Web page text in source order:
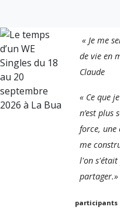
« Je me
de vie en
Claude
« Ce que
n’est plus
force, une
me
l'on s'était
participants